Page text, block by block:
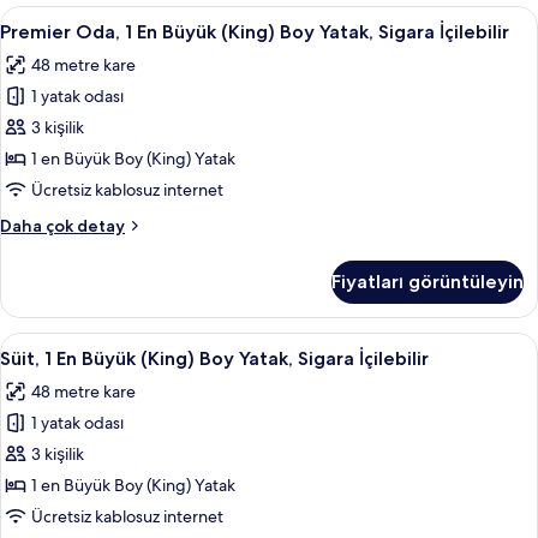
görün
Boy
Yatak,
İçilebilir
hakkında
daha
fazla
detay
Premier
Oda,
1
En
Büyük
(King)
Boy
Sigara
tüm
fotoğrafları
görün
Anti alerjik yatak takımı, odada
3
Premier Oda, 1 En Büyük (King) Boy Yatak, Sigara İçilebilir
48 metre kare
1 yatak odası
3 kişilik
1 en Büyük Boy (King) Yatak
Ücretsiz kablosuz internet
Daha çok detay
Premier
Büyük
(King)
Boy
Sigara
İçilebilir
hakkında
daha
fazla
detay
Fiyatları görüntüleyin
Süit,
1
En
Büyük
(King)
Boy
Yatak,
Anti alerjik yatak takımı, odada
3
Süit, 1 En Büyük (King) Boy Yatak, Sigara İçilebilir
48 metre kare
1 yatak odası
3 kişilik
1 en Büyük Boy (King) Yatak
Ücretsiz kablosuz internet